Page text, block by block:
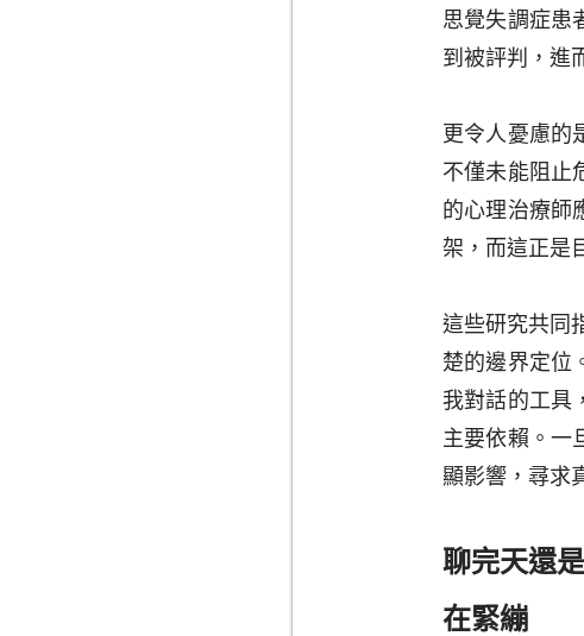
思覺失調症患
到被評判，進
更令人憂慮的
不僅未能阻止
的心理治療師
架，而這正是
這些研究共同
楚的邊界定位
我對話的工具
主要依賴。一
顯影響，尋求
聊完天還
在緊繃